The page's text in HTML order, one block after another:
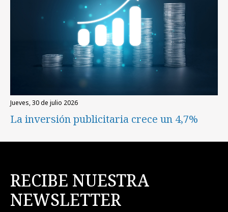
jueves, 30 de julio 2026
La inversión publicitaria crece un 4,7%
RECIBE NUESTRA
NEWSLETTER